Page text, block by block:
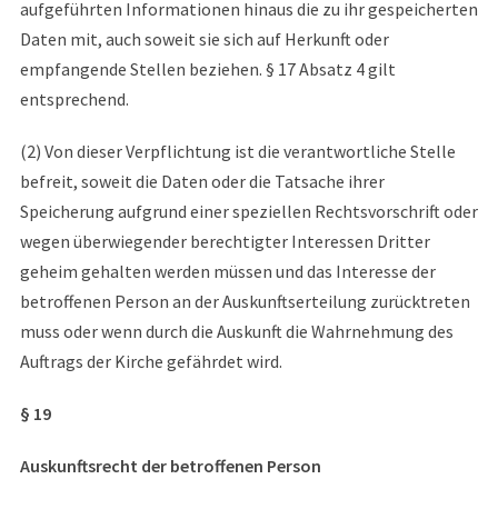
aufgeführten Informationen hinaus die zu ihr gespeicherten
Daten mit, auch soweit sie sich auf Herkunft oder
empfangende Stellen beziehen. § 17 Absatz 4 gilt
entsprechend.
(2) Von dieser Verpflichtung ist die verantwortliche Stelle
befreit, soweit die Daten oder die Tatsache ihrer
Speicherung aufgrund einer speziellen Rechtsvorschrift oder
wegen überwiegender berechtigter Interessen Dritter
geheim gehalten werden müssen und das Interesse der
betroffenen Person an der Auskunftserteilung zurücktreten
muss oder wenn durch die Auskunft die Wahrnehmung des
Auftrags der Kirche gefährdet wird.
§ 19
Auskunftsrecht der betroffenen Person